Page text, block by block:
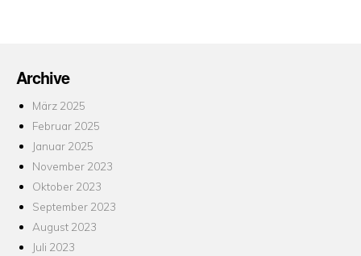
Archive
März 2025
Februar 2025
Januar 2025
November 2023
Oktober 2023
September 2023
August 2023
Juli 2023